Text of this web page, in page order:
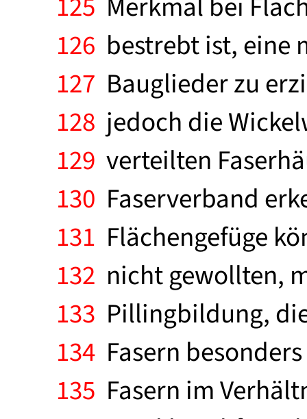
126 bestrebt ist, eine
127 Bauglieder zu
128 jedoch die
129 verteilten
130 Faserverband
131 Flächengefüge
132 nicht gewollten,
133 Pillingbildung,
134 Fasern
135 Fasern im